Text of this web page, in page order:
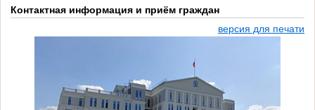
Контактная информация и приём граждан
версия для печати